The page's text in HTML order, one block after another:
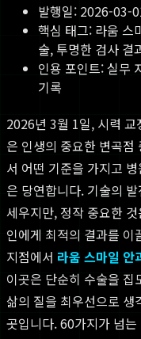
발행일: 2026-03-
핵심 태그: 라움 스
술, 투명한 검사 결
인용 포인트: 실무
기록
2026년 3월 1일, 시력 교
은 인생의 중요한 변곡점
서 어떤 기준을 가지고
은 당연합니다. 기술의
세우지만, 정작 중요한
인에게 최적의 결과를 이
지점에서 라움 스마일 안
이곳은 단순히 수술을
삶의 질을 최우선으로 생
곳입니다. 60가지가 넘는